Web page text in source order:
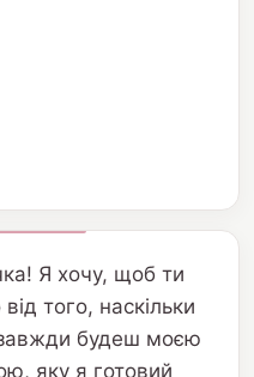
Я хочу, щоб ти
того, наскільки
будеш моєю
яку я готовий